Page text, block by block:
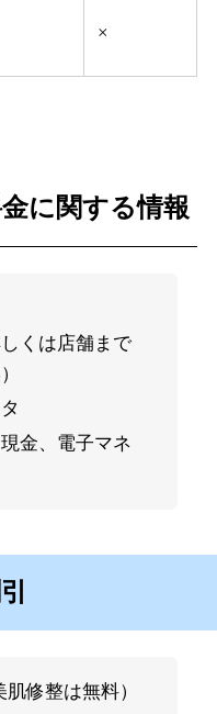
×
に関する情報
くは店舗まで
金、電子マネ
修整は無料）